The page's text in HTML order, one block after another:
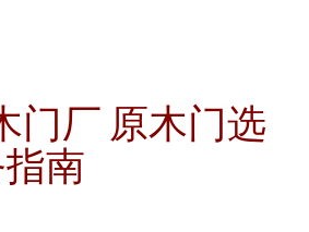
门厂 原木门选
南